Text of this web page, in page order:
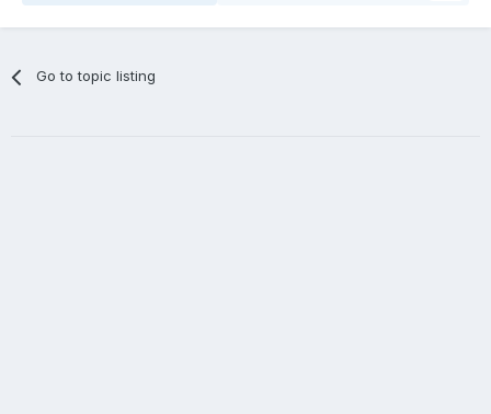
Go to topic listing